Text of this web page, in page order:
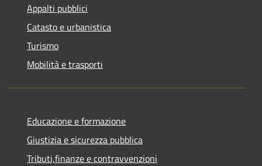
Appalti pubblici
Catasto e urbanistica
Turismo
Mobilità e trasporti
Educazione e formazione
Giustizia e sicurezza pubblica
Tributi,finanze e contravvenzioni